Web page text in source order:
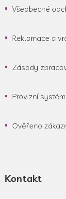
Všeobecné
Reklamace a
Zásady
Provizní
Ověřeno
Kontakt